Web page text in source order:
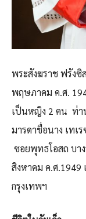
พระสังฆราช ฟรังซิ
พฤษภาคม ค.ศ.
เป็นหญิง 2 คน ท่
มารดาชื่อนาง เท
ซอยพุทธโอสถ บา
สิงหาคม ค.ศ
กรุงเทพฯ